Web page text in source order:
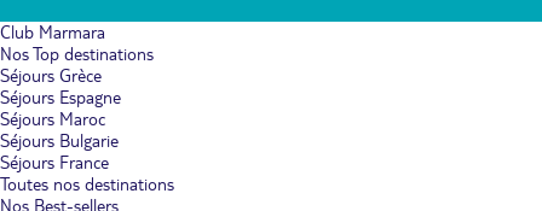
Club Marmara
Nos Top destinations
Séjours Grèce
Séjours Espagne
Séjours Maroc
Séjours Bulgarie
Séjours France
Toutes nos destinations
Nos Best-sellers